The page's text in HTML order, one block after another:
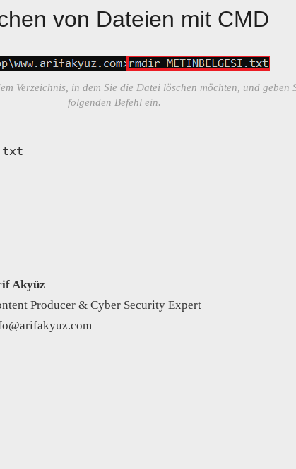
von Dateien mit CMD
Verzeichnis, in dem Sie die Datei löschen möchten, und geben
folgenden Befehl ein.
Akyüz
Producer & Cyber Security Expert